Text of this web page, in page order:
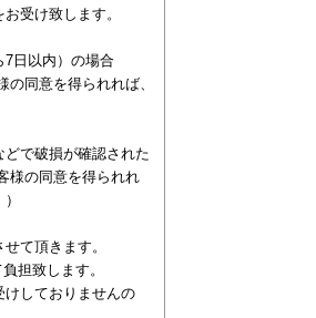
受け致します。
7日以内）の場合
の同意を得られれば、
どで破損が確認された
様の同意を得られれ
て頂きます。
担致します。
しておりませんの